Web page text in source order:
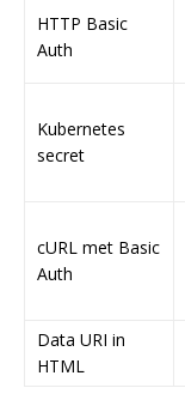
HTTP Basic
Auth
Kubernetes
secret
cURL met Basic
Auth
Data URI in
HTML